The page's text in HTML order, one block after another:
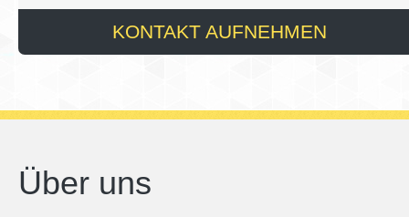
KONTAKT AUFNEHMEN
Über uns